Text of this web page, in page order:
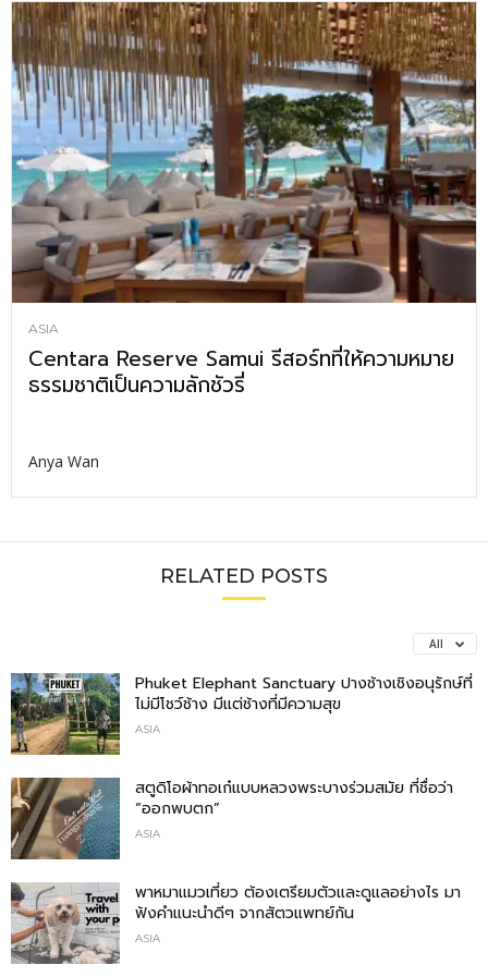
ASIA
Centara Reserve Samui รีสอร์ทที่ให้ความหมาย
ธรรมชาติเป็นความลักชัวรี่
Anya Wan
RELATED POSTS
All
Phuket Elephant Sanctuary ปางช้างเชิงอนุรักษ์ที่
ไม่มีโชว์ช้าง มีแต่ช้างที่มีความสุข
ASIA
สตูดิโอผ้าทอเก๋แบบหลวงพระบางร่วมสมัย ที่ชื่อว่า
“ออกพบตก”
ASIA
พาหมาแมวเที่ยว ต้องเตรียมตัวและดูแลอย่างไร มา
ฟังคำแนะนำดีๆ จากสัตวแพทย์กัน
ASIA